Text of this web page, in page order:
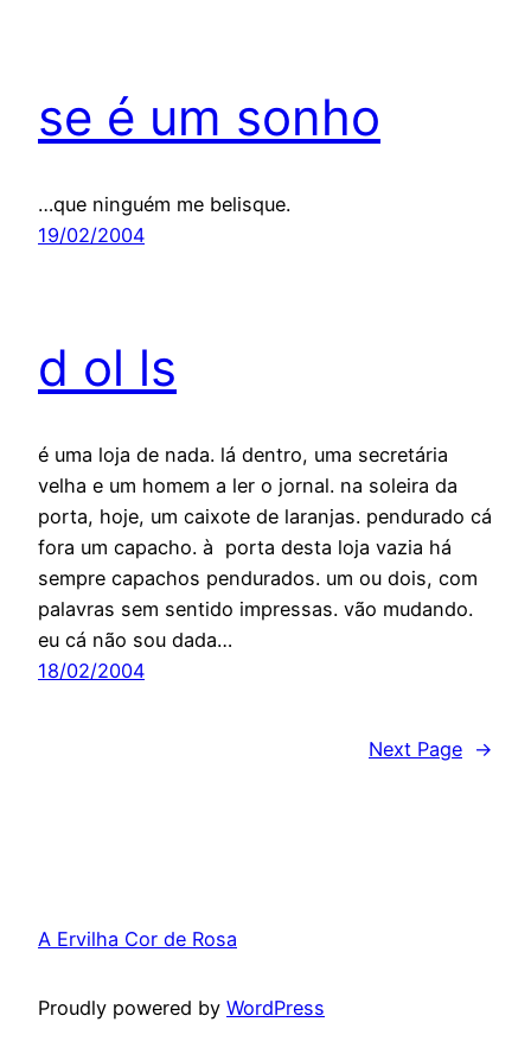
se é um sonho
…que ninguém me belisque.
19/02/2004
d ol ls
é uma loja de nada. lá dentro, uma secretária
velha e um homem a ler o jornal. na soleira da
porta, hoje, um caixote de laranjas. pendurado cá
fora um capacho. à porta desta loja vazia há
sempre capachos pendurados. um ou dois, com
palavras sem sentido impressas. vão mudando.
eu cá não sou dada…
18/02/2004
Next Page →
A Ervilha Cor de Rosa
Proudly powered by WordPress